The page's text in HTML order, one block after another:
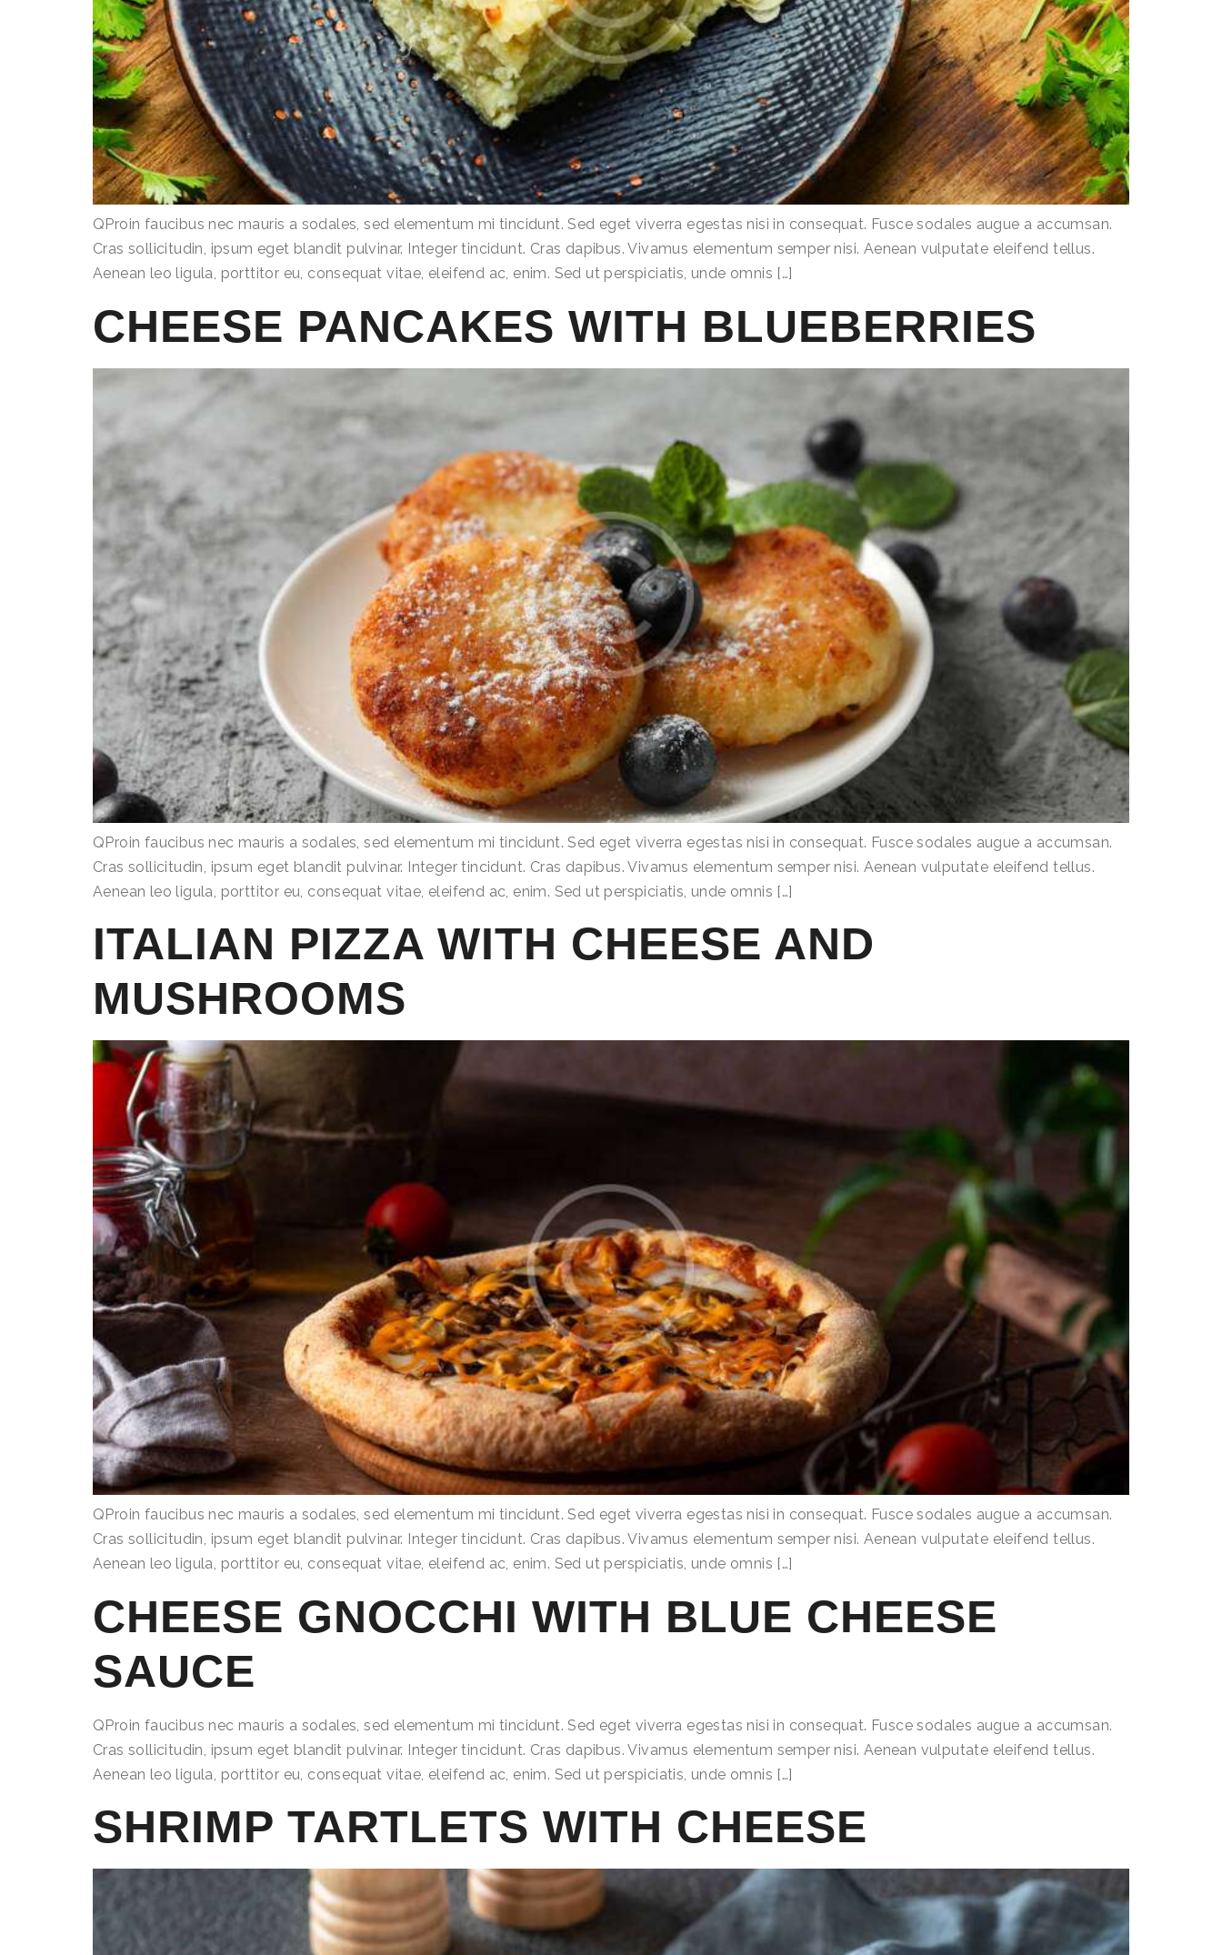
QProin faucibus nec mauris a sodales, sed elementum mi tincidunt. Sed eget viverra egestas nisi in consequat. Fusce sodales augue a accumsan.
Cras sollicitudin, ipsum eget blandit pulvinar. Integer tincidunt. Cras dapibus. Vivamus elementum semper nisi. Aenean vulputate eleifend tellus.
Aenean leo ligula, porttitor eu, consequat vitae, eleifend ac, enim. Sed ut perspiciatis, unde omnis […]
CHEESE PANCAKES WITH BLUEBERRIES
QProin faucibus nec mauris a sodales, sed elementum mi tincidunt. Sed eget viverra egestas nisi in consequat. Fusce sodales augue a accumsan.
Cras sollicitudin, ipsum eget blandit pulvinar. Integer tincidunt. Cras dapibus. Vivamus elementum semper nisi. Aenean vulputate eleifend tellus.
Aenean leo ligula, porttitor eu, consequat vitae, eleifend ac, enim. Sed ut perspiciatis, unde omnis […]
ITALIAN PIZZA WITH CHEESE AND
MUSHROOMS
QProin faucibus nec mauris a sodales, sed elementum mi tincidunt. Sed eget viverra egestas nisi in consequat. Fusce sodales augue a accumsan.
Cras sollicitudin, ipsum eget blandit pulvinar. Integer tincidunt. Cras dapibus. Vivamus elementum semper nisi. Aenean vulputate eleifend tellus.
Aenean leo ligula, porttitor eu, consequat vitae, eleifend ac, enim. Sed ut perspiciatis, unde omnis […]
CHEESE GNOCCHI WITH BLUE CHEESE
SAUCE
QProin faucibus nec mauris a sodales, sed elementum mi tincidunt. Sed eget viverra egestas nisi in consequat. Fusce sodales augue a accumsan.
Cras sollicitudin, ipsum eget blandit pulvinar. Integer tincidunt. Cras dapibus. Vivamus elementum semper nisi. Aenean vulputate eleifend tellus.
Aenean leo ligula, porttitor eu, consequat vitae, eleifend ac, enim. Sed ut perspiciatis, unde omnis […]
SHRIMP TARTLETS WITH CHEESE